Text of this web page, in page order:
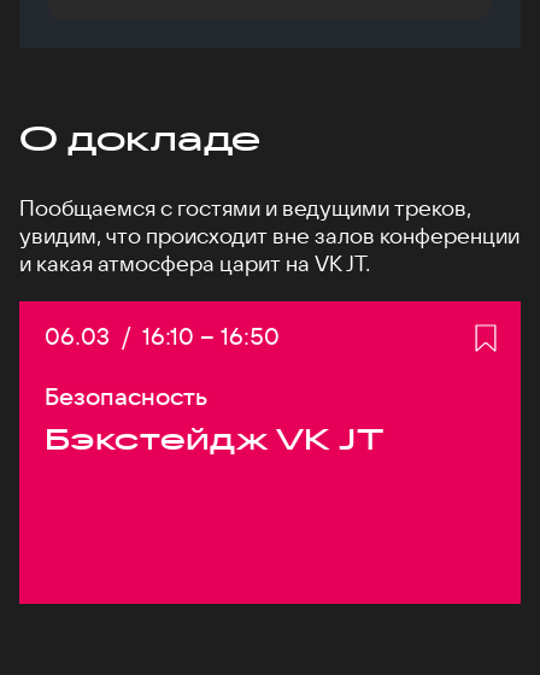
О докладе
Пообщаемся с гостями и ведущими треков,
увидим, что происходит вне залов конференции
и какая атмосфера царит на VK JT.
Дата:
06.03 / Начало:
16:10 – Конец:
16:50
Безопасность
Бэкстейдж VK JT